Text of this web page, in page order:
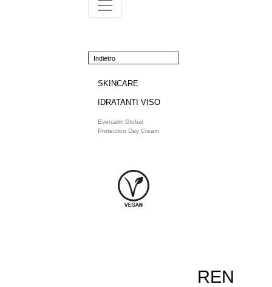
Indietro
SKINCARE
IDRATANTI VISO
Evercalm Global
Protection Day Cream
REN